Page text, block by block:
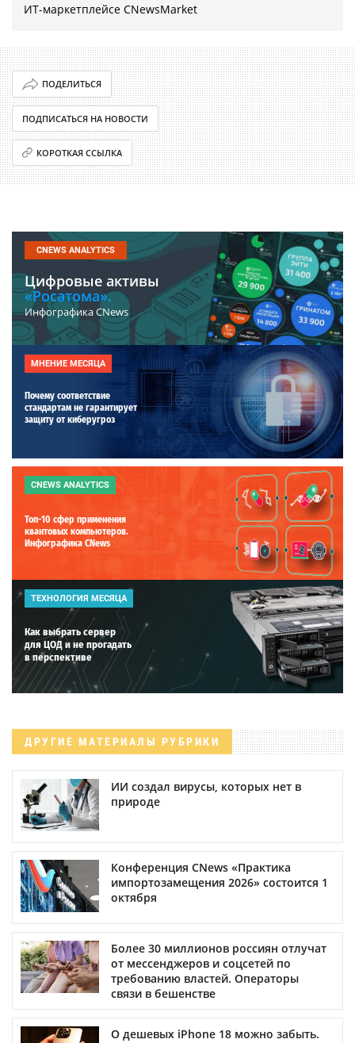
ИТ-маркетплейсе CNewsMarket
ПОДЕЛИТЬСЯ
ПОДПИСАТЬСЯ НА НОВОСТИ
КОРОТКАЯ ССЫЛКА
CNEWS ANALYTICS
Цифровые активы
«Росатома».
Инфографика CNews
МНЕНИЕ МЕСЯЦА
Почему соответствие
стандартам не гарантирует
защиту от киберугроз
CNEWS ANALYTICS
Топ-10 сфер применения
квантовых компьютеров.
Инфографика CNews
ТЕХНОЛОГИЯ МЕСЯЦА
Как выбрать сервер
для ЦОД и не прогадать
в перспективе
ДРУГИЕ МАТЕРИАЛЫ РУБРИКИ
ИИ создал вирусы, которых нет в
природе
Конференция CNews «Практика
импортозамещения 2026» состоится 1
октября
Более 30 миллионов россиян отлучат
от мессенджеров и соцсетей по
требованию властей. Операторы
связи в бешенстве
О дешевых iPhone 18 можно забыть.